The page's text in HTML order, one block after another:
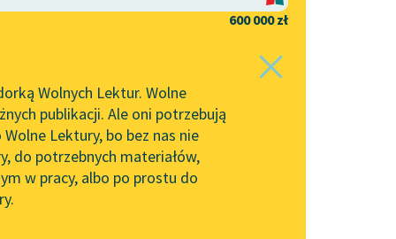
Lektur
O projekcie
Zasady wykorzystania
Wolnych Lektur
Logotypy
Materiały promocyjne
600 000 zł
Wolnych Lektur. Wolne
publikacji. Ale oni potrzebują
Lektury, bo bez nas nie
do potrzebnych materiałów,
w pracy, albo po prostu do